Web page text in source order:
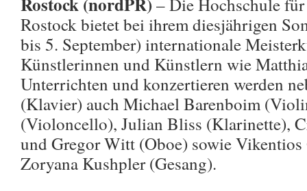
Rostock bietet bei ihrem diesjährigen
bis 5. September) internationale
Künstlerinnen und Künstlern wie
Unterrichten und konzertieren werden
(Klavier) auch Michael Barenboim
(Violoncello), Julian Bliss (Klarinette),
und Gregor Witt (Oboe) sowie
Zoryana Kushpler (Gesang).